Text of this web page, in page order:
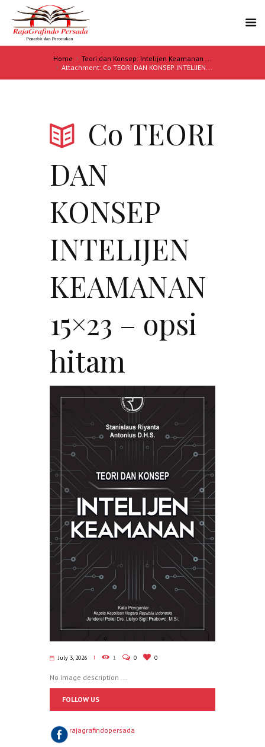
Home
Teori dan Konsep: Intelijen Keamanan ...
Attachment: Co TEORI DAN KONSEP INTELIJEN...
Co TEORI
DAN
KONSEP
INTELIJEN
KEAMANAN
15×23 – opsi
hitam
July 3, 2026 1 0 0
No image description ...
FOLLOW US
rajagrafindopersada